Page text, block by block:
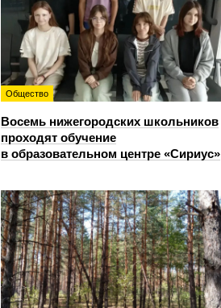
Общество
Восемь нижегородских школьников
проходят обучение
в образовательном центре «Сириус»